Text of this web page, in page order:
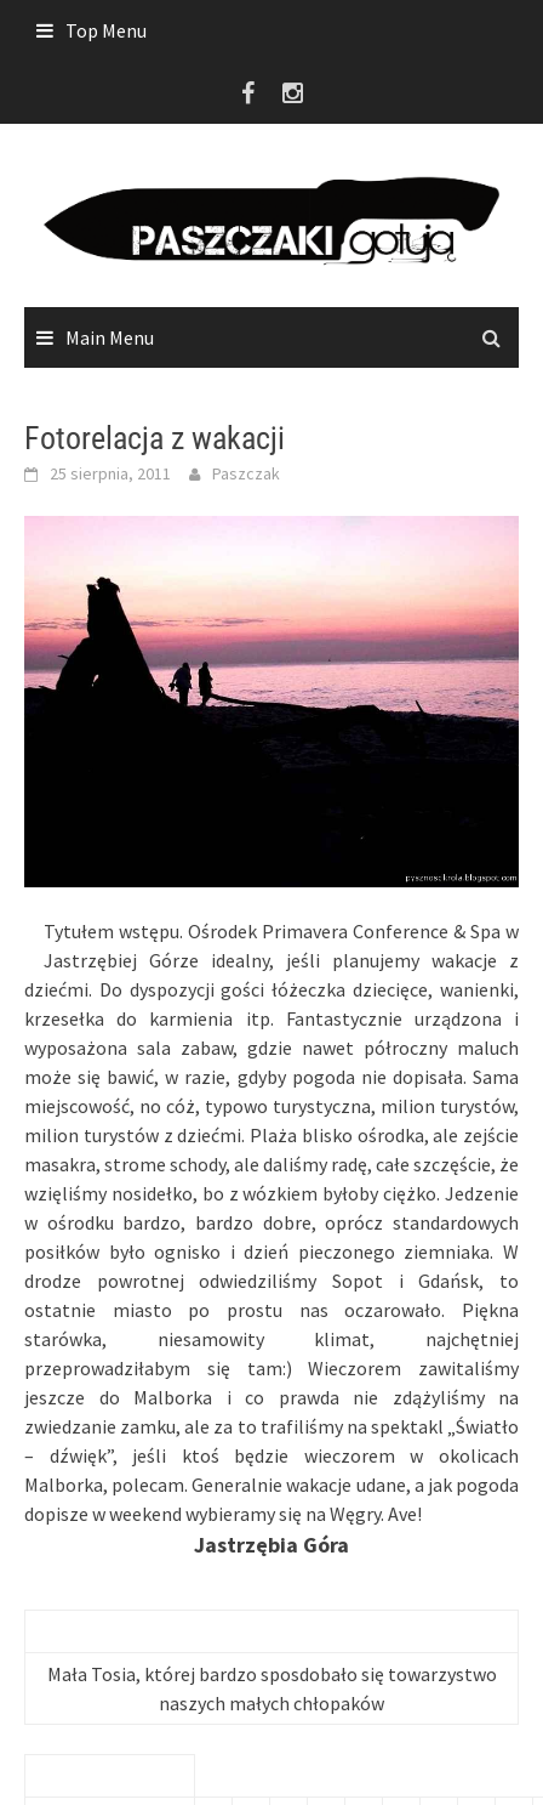
Top Menu
Main Menu
Fotorelacja z wakacji
25 sierpnia, 2011 Paszczak
Tytułem wstępu. Ośrodek Primavera Conference & Spa w
Jastrzębiej Górze idealny, jeśli planujemy wakacje z
dziećmi. Do dyspozycji gości łóżeczka dziecięce, wanienki,
krzesełka do karmienia itp. Fantastycznie urządzona i
wyposażona sala zabaw, gdzie nawet półroczny maluch
może się bawić, w razie, gdyby pogoda nie dopisała. Sama
miejscowość, no cóż, typowo turystyczna, milion turystów,
milion turystów z dziećmi. Plaża blisko ośrodka, ale zejście
masakra, strome schody, ale daliśmy radę, całe szczęście, że
wzięliśmy nosidełko, bo z wózkiem byłoby ciężko. Jedzenie
w ośrodku bardzo, bardzo dobre, oprócz standardowych
posiłków było ognisko i dzień pieczonego ziemniaka. W
drodze powrotnej odwiedziliśmy Sopot i Gdańsk, to
ostatnie miasto po prostu nas oczarowało. Piękna
starówka, niesamowity klimat, najchętniej
przeprowadziłabym się tam:) Wieczorem zawitaliśmy
jeszcze do Malborka i co prawda nie zdążyliśmy na
zwiedzanie zamku, ale za to trafiliśmy na spektakl „Światło
– dźwięk”, jeśli ktoś będzie wieczorem w okolicach
Malborka, polecam. Generalnie wakacje udane, a jak pogoda
dopisze w weekend wybieramy się na Węgry. Ave!
Jastrzębia Góra
Mała Tosia, której bardzo sposdobało się towarzystwo
naszych małych chłopaków